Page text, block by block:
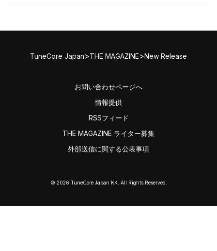
TuneCore Japan>THE MAGAZINE>New Release
お問い合わせページへ
情報提供
RSSフィード
THE MAGAZINE ライター募集
外部送信に関する公表事項
© 2026 TuneCore Japan KK. All Rights Reserved.